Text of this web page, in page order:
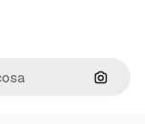
Cerca